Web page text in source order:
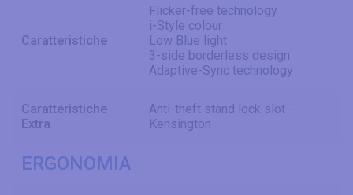
Caratteristiche
Flicker-free technology
i-Style colour
Low Blue light
3-side borderless design
Adaptive-Sync technology
Caratteristiche
Extra
Anti-theft stand lock slot -
Kensington
ERGONOMIA